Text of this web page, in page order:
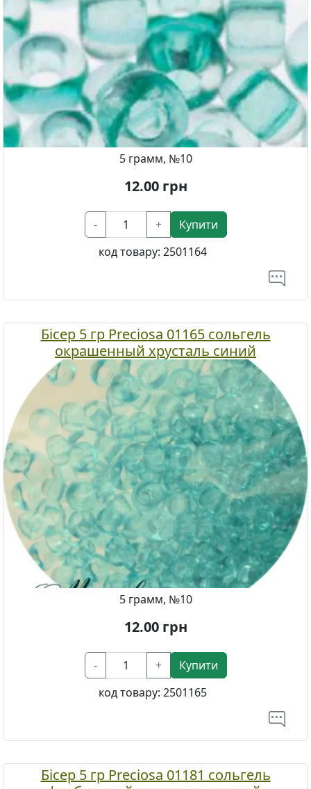
5 грамм, №10
12.00грн
- +
Купити
код товару: 2501164
Бісер 5 гр Preciosa 01165 сольгель
окрашенный хрусталь синий
5 грамм, №10
12.00грн
- +
Купити
код товару: 2501165
Бісер 5 гр Preciosa 01181 сольгель